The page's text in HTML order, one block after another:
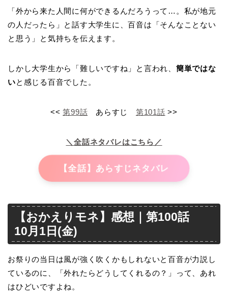
「外から来た人間に何ができるんだろうって…。私が地元
の人だったら」と話す大学生に、百音は「そんなことない
と思う」と気持ちを伝えます。
しかし大学生から「難しいですね」と言われ、 簡単ではな
いと感じる百音でした。
<<第99話 あらすじ 第101話 >>
＼全話ネタバレはこちら／
【全話】あらすじネタバレ
【おかえりモネ】感想｜第100話
10月1日(金)
お祭りの当日は風が強く吹くかもしれないと百音が力説し
ているのに、「外れたらどうしてくれるの？」って、あれ
はひどいですよね。